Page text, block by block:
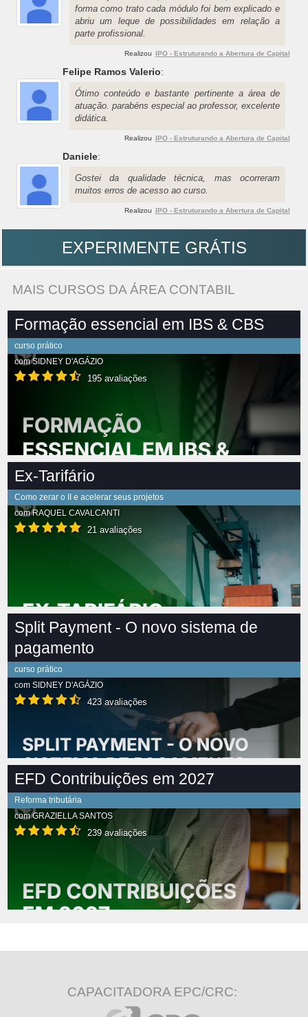
forma como trato cada módulo foi bem explicado e
abriu um leque de possibilidades em relação a
parte profissional.
Realizou IPO - Estruturando a Abertura de Capital
Felipe Ramos Valerio:
Ótimo conteúdo e bastante pertinente a área de
atuação. parabéns especial ao professor, excelente
didática.
Realizou IPO - Estruturando a Abertura de Capital
Daniele:
Gostei da qualidade técnica, mas ocorreram
muitos erros de acesso ao curso.
Realizou IPO - Estruturando a Abertura de Capital
EXPERIMENTE GRÁTIS
MAIS CURSOS DA ÁREA CONTABIL
Formação essencial em IBS & CBS
curso prático
comSIDNEY D'AGÁZIO
195 avaliações
Ex-Tarifário
Como zerar o II e acelerar seus projetos
comRAQUEL CAVALCANTI
21 avaliações
Split Payment - O novo sistema de
pagamento
curso prático
com SIDNEY D'AGÁZIO
423 avaliações
EFD Contribuições em 2027
Reforma tributária
comGRAZIELLA SANTOS
239 avaliações
CAPACITADORA EPC/CRC: